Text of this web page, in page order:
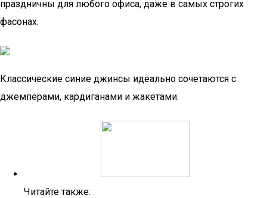
праздничны для любого офиса, даже в самых строгих
фасонах.
Классические синие джинсы идеально сочетаются с
джемперами, кардиганами и жакетами.
Читайте также: